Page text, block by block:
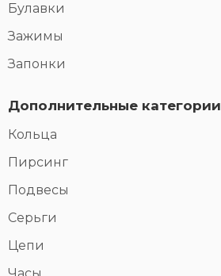
Булавки
Зажимы
Запонки
Дополнительные категории
Кольца
Пирсинг
Подвесы
Серьги
Цепи